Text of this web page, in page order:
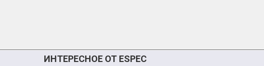
ИНТЕРЕСНОЕ ОТ ESPEC